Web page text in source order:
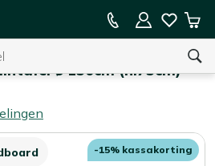
in uw winkelwagen.
op de hele collectie
ø 150cm (h:75cm)
-15% kassakorting